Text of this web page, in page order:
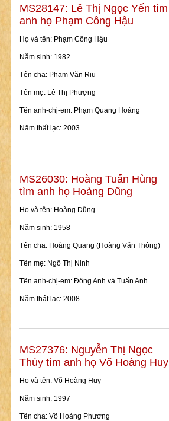
MS28147: Lê Thị Ngọc Yến tìm
anh họ Phạm Công Hậu
Họ và tên: Phạm Công Hậu
Năm sinh: 1982
Tên cha: Phạm Văn Riu
Tên mẹ: Lê Thị Phượng
Tên anh-chị-em: Phạm Quang Hoàng
Năm thất lạc: 2003
MS26030: Hoàng Tuấn Hùng
tìm anh họ Hoàng Dũng
Họ và tên: Hoàng Dũng
Năm sinh: 1958
Tên cha: Hoàng Quang (Hoàng Văn Thông)
Tên mẹ: Ngô Thị Ninh
Tên anh-chị-em: Đông Anh và Tuấn Anh
Năm thất lạc: 2008
MS27376: Nguyễn Thị Ngọc
Thúy tìm anh họ Võ Hoàng Huy
Họ và tên: Võ Hoàng Huy
Năm sinh: 1997
Tên cha: Võ Hoàng Phương